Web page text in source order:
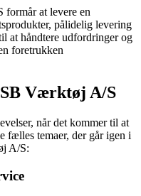
at levere en
pålidelig levering
at håndtere udfordringer og
foretrukken
Værktøj A/S
når det kommer til at
fælles temaer, der går igen i
A/S: